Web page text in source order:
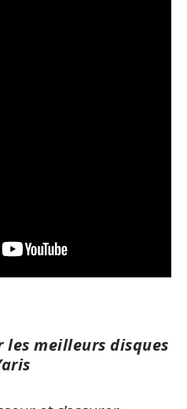
les meilleurs disques